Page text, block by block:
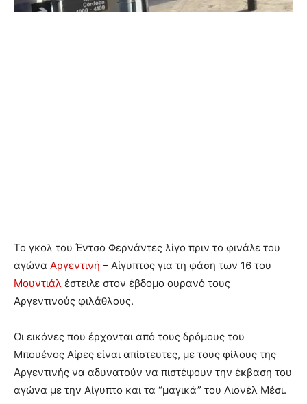
Το γκολ του Έντσο Φερνάντες λίγο πριν το φινάλε του
αγώνα Αργεντινή – Αίγυπτος για τη φάση των 16 του
Μουντιάλ έστειλε στον έβδομο ουρανό τους
Αργεντινούς φιλάθλους.
Οι εικόνες που έρχονται από τους δρόμους του
Μπουένος Αίρες είναι απίστευτες, με τους φίλους της
Αργεντινής να αδυνατούν να πιστέψουν την έκβαση του
αγώνα με την Αίγυπτο και τα “μαγικά” του Λιονέλ Μέσι.